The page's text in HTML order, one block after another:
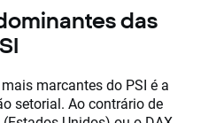
das
marcantes do PSI é a
setorial. Ao contrário de